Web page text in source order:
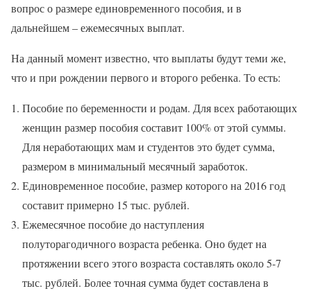
вопрос о размере единовременного пособия, и в
дальнейшем – ежемесячных выплат.
На данный момент известно, что выплаты будут теми же,
что и при рождении первого и второго ребенка. То есть:
Пособие по беременности и родам. Для всех работающих
женщин размер пособия составит 100% от этой суммы.
Для неработающих мам и студентов это будет сумма,
размером в минимальный месячный заработок.
Единовременное пособие, размер которого на 2016 год
составит примерно 15 тыс. рублей.
Ежемесячное пособие до наступления
полуторагодичного возраста ребенка. Оно будет на
протяжении всего этого возраста составлять около 5-7
тыс. рублей. Более точная сумма будет составлена в